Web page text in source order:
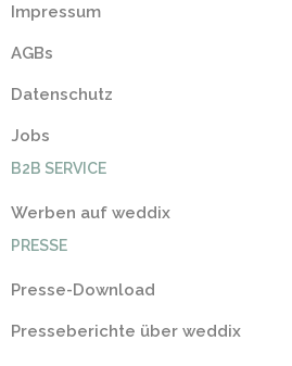
Impressum
AGBs
Datenschutz
Jobs
B2B SERVICE
Werben auf weddix
PRESSE
Presse-Download
Presseberichte über weddix